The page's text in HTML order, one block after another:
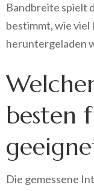
Bandbreite spielt
bestimmt, wie
heruntergeladen
besten
Die gemessene